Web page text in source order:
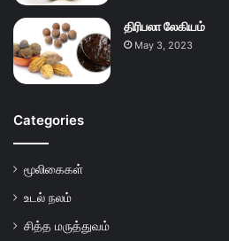
திரிபலா லேகியம்
May 3, 2023
Categories
மூலிகைகள்
உடல் நலம்
சித்த மருத்துவம்